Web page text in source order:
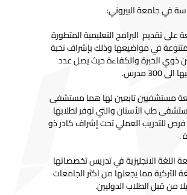
في جامعة البيروني:
تقديم البرامج التعليمية المتطورة
في مواضيعها وذلك بإشراف نخبة
ذوي الخبرة والكفاءة حيث يصل عدد
مدرس.
مستشفيين تابعين لها هما مستشفى
طب الأسنان والتي توفر لطلابها
للتدريب العملي تحت إشراف كادر ذو
.
اللغة الانجليزية في تدريس تخصصاتها
التركية مما يجعلها من اكثر الجامعات
من قبل الطلاب الدوليين.